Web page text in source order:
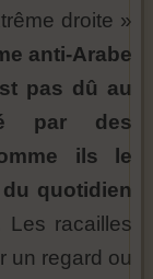
droite »
anti-Arabe
pas dû au
par des
ils le
quotidien
Les racailles
un regard ou